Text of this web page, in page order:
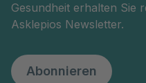
Gesundheit erhalten Sie
Asklepios Newsletter.
Abonnieren